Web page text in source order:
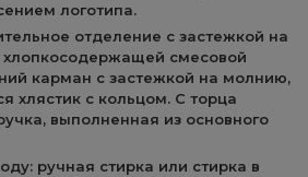
логотипа.
отделение с застежкой на
смесовой
карман с застежкой на молнию,
хлястик с кольцом. С торца
выполненная из основного
ручная стирка или стирка в